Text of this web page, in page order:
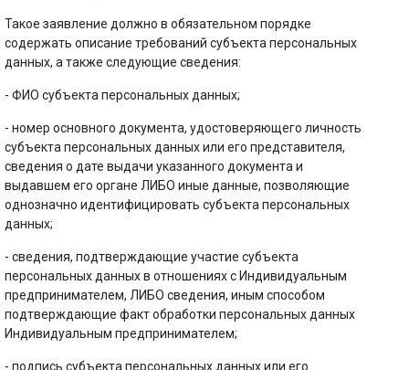
Такое заявление должно в обязательном порядке
содержать описание требований субъекта персональных
данных, а также следующие сведения:
- ФИО субъекта персональных данных;
- номер основного документа, удостоверяющего личность
субъекта персональных данных или его представителя,
сведения о дате выдачи указанного документа и
выдавшем его органе ЛИБО иные данные, позволяющие
однозначно идентифицировать субъекта персональных
данных;
- сведения, подтверждающие участие субъекта
персональных данных в отношениях с Индивидуальным
предпринимателем, ЛИБО сведения, иным способом
подтверждающие факт обработки персональных данных
Индивидуальным предпринимателем;
- подпись субъекта персональных данных или его